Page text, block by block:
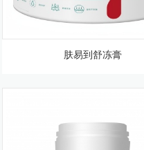
肤易到舒冻膏